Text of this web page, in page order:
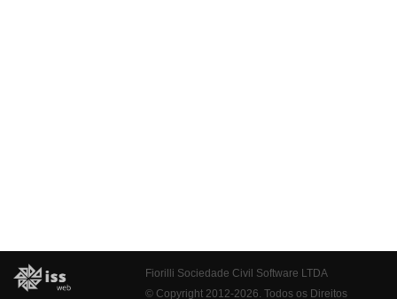
Fiorilli Sociedade Civil Software LTDA
© Copyright 2012-2026. Todos os Direitos